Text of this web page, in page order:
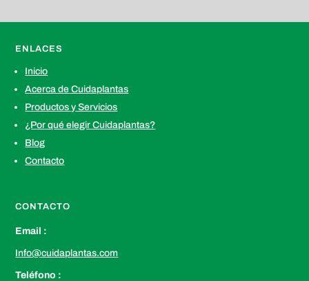
ENLACES
Inicio
Acerca de Cuidaplantas
Productos y Servicios
¿Por qué elegir Cuidaplantas?
Blog
Contacto
CONTACTO
Email :
Info@cuidaplantas.com
Teléfono :